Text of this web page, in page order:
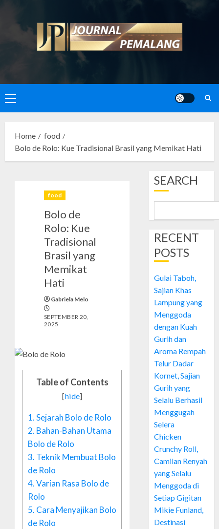
content
Primary
Menu
Home
food
Bolo de Rolo: Kue Tradisional Brasil yang Memikat Hati
food
Bolo de
Rolo: Kue
Tradisional
Brasil yang
Memikat
Hati
Gabriela Melo
SEPTEMBER 20,
2025
Table of Contents
[hide]
1.Sejarah Bolo de Rolo
2. Bahan-Bahan Utama
Bolo de Rolo
3. Teknik Membuat Bolo
de Rolo
4.Varian Rasa Bolo de
Rolo
5. Cara Menyajikan Bolo
de Rolo
SEARCH
RECENT
POSTS
Gulai Taboh,
Sajian Khas
Lampung yang
Menggoda
dengan Kuah
Gurih dan
Aroma Rempah
Telur Dadar
Kornet, Sajian
Gurih yang
Selalu Berhasil
Menggugah
Selera
Chicken
Crunchy Roll,
Camilan Renyah
yang Selalu
Menggoda di
Setiap Gigitan
Mikie Funland,
Destinasi